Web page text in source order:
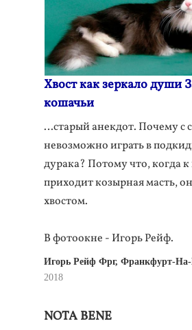
Хвост как зеркало души
кошачьи
…старый анекдот. Почему с
невозможно играть в
дурака? Потому что, когда к
приходит козырная масть,
хвостом.
В фотоокне - Игорь Рейф.
Игорь Рейф Фрг, Франкфурт-
2018
NOTA BENE